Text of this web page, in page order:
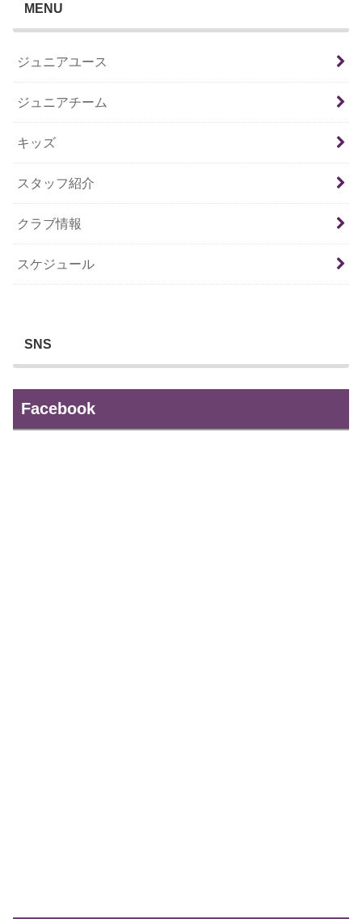
MENU
ジュニアユース
ジュニアチーム
キッズ
スタッフ紹介
クラブ情報
スケジュール
SNS
Facebook